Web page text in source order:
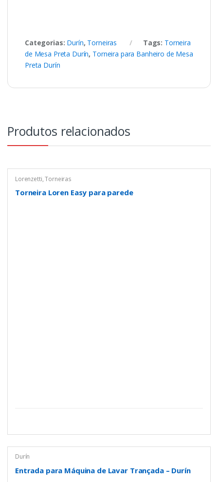
Categorias: Durín, Torneiras Tags: Torneira
de Mesa Preta Durín, Torneira para Banheiro de Mesa
Preta Durín
Produtos relacionados
Lorenzetti,Torneiras
Torneira Loren Easy para parede
Durín
Entrada para Máquina de Lavar Trançada – Durín